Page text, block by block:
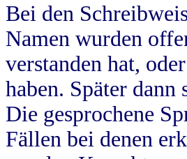
Bei den
Namen wurden
verstanden hat,
haben. Später
Die gesprochene
Fällen bei denen